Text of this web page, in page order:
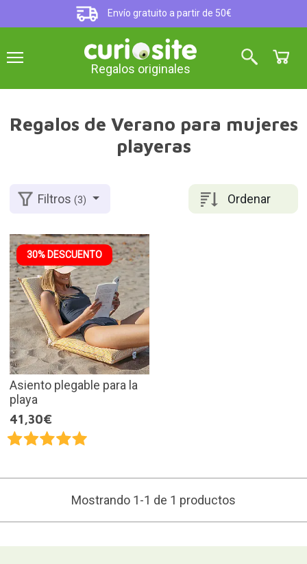
Envío gratuito a partir de 50€
Regalos originales
Regalos de Verano para mujeres
playeras
Ordenar
Filtros(3)
30% DESCUENTO
Asiento plegable para la
playa
41,30€
Mostrando 1-1 de 1 productos